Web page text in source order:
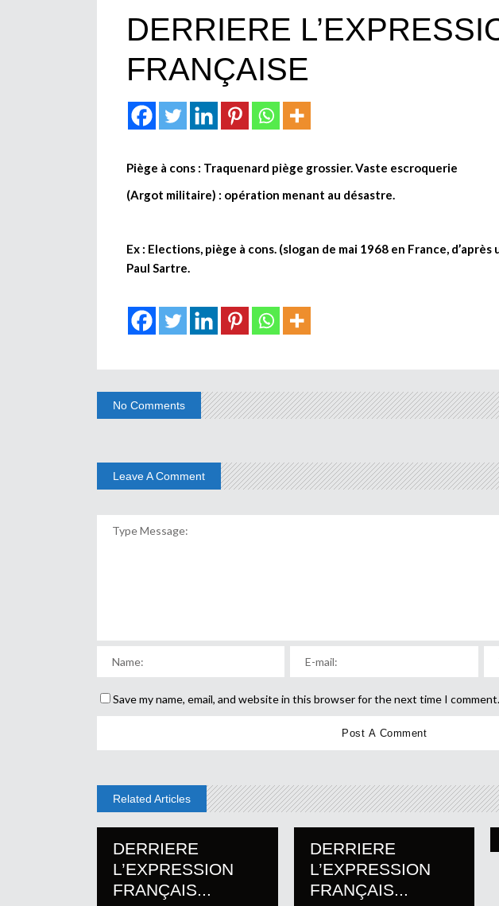
DERRIERE
FRANÇAISE
Piège à cons : Traquenard piège grossier. Vaste escroquerie
(Argot militaire) : opération menant au désastre.
Ex : Elections, piège à cons. (slogan de mai 1968 en France,
Paul Sartre.
No Comments
Leave A Comment
Save my name, email, and website in this browser for the next time I comment.
Related Articles
DERRIERE
L’EXPRESSION
FRANÇAIS...
DERRIERE
L’EXPRESSION
FRANÇAIS...